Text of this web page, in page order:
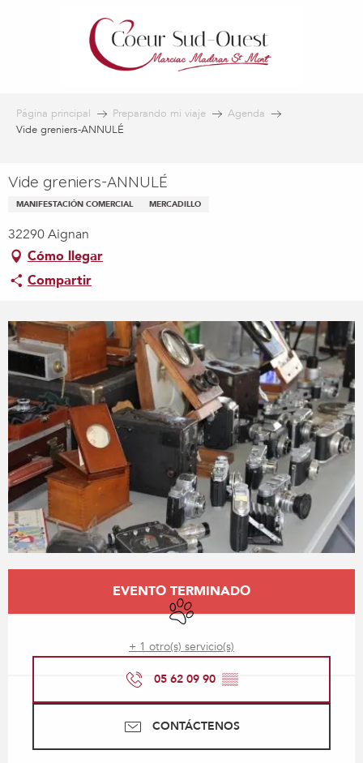
Página principal Preparando mi viaje
Agenda
Vide greniers-ANNULÉ
Vide greniers-ANNULÉ
MANIFESTACIÓN COMERCIAL MERCADILLO
32290 Aignan
Cómo llegar
Compartir
EVENTO TERMINADO
Se aceptan animales
+ 1 otro(s) servicio(s)
05 62 09 90 ▒▒
CONTÁCTENOS